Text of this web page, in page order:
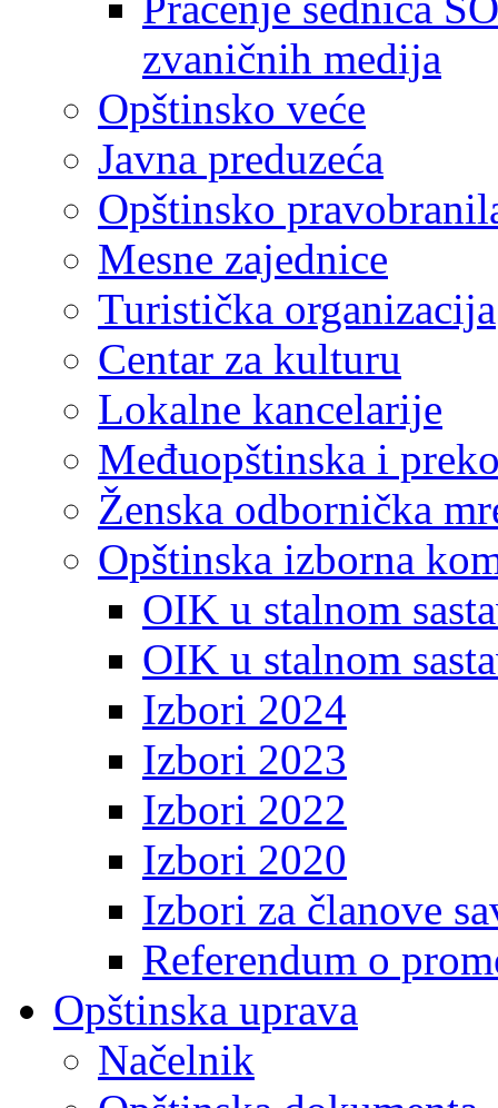
zvaničnih medija
Opštinsko veće
Javna preduzeća
Opštinsko
Mesne zajednice
Turistička organizacija
Centar za kulturu
Lokalne kancelarije
Međuopštinska i
Ženska odbornička
Opštinska izborna
OIK u stalnom
OIK u stalnom
Izbori 2024
Izbori 2023
Izbori 2022
Izbori 2020
Izbori za članove
Referendum o
Opštinska uprava
Načelnik